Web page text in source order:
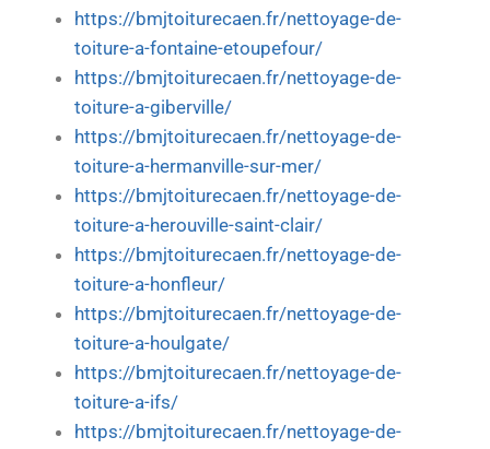
https://bmjtoiturecaen.fr/nettoyage-de-
toiture-a-fontaine-etoupefour/
https://bmjtoiturecaen.fr/nettoyage-de-
toiture-a-giberville/
https://bmjtoiturecaen.fr/nettoyage-de-
toiture-a-hermanville-sur-mer/
https://bmjtoiturecaen.fr/nettoyage-de-
toiture-a-herouville-saint-clair/
https://bmjtoiturecaen.fr/nettoyage-de-
toiture-a-honfleur/
https://bmjtoiturecaen.fr/nettoyage-de-
toiture-a-houlgate/
https://bmjtoiturecaen.fr/nettoyage-de-
toiture-a-ifs/
https://bmjtoiturecaen.fr/nettoyage-de-